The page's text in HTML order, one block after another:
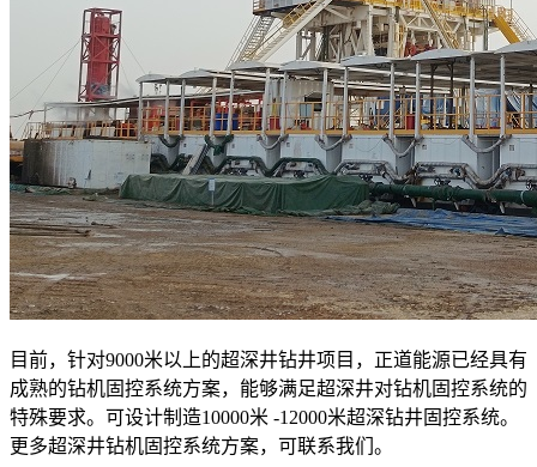
目前，针对9000米以上的超深井钻井项目，正道能源已经具有
成熟的钻机固控系统方案，能够满足超深井对钻机固控系统的
特殊要求。可设计制造10000米 -12000米超深钻井固控系统。
更多超深井钻机固控系统方案，可联系我们。